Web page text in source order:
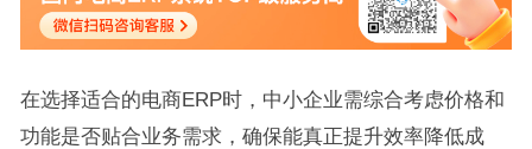
在选择适合的电商ERP时，中小企业需综合考虑价格和
功能是否贴合业务需求，确保能真正提升效率降低成